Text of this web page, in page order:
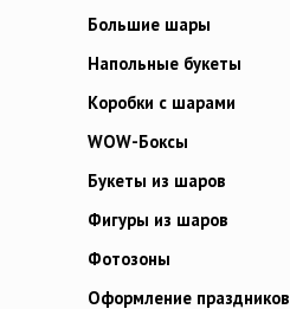
Большие шары
Напольные букеты
Коробки с шарами
WOW-Боксы
Букеты из шаров
Фигуры из шаров
Фотозоны
Оформление праздников